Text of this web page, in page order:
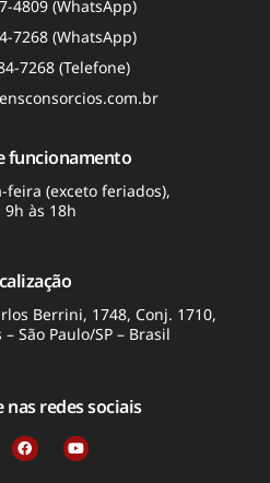
4809 (WhatsApp)
7268 (WhatsApp)
7268 (Telefone)
funcionamento
feira (exceto feriados),
9h às 18h
Berrini, 1748, Conj. 1710,
São Paulo/SP – Brasil
nas redes sociais